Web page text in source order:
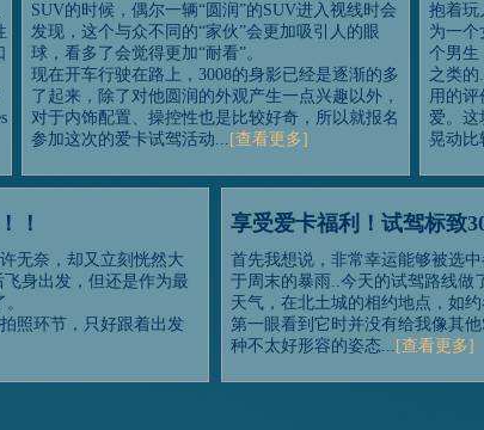
SUV的时候，偶尔一辆“圆润”的SUV进入视线时会
发现，这个与众不同的“家伙”会更加吸引人的眼
球，看多了会觉得更加“耐看”。
现在开车行驶在路上，3008的身影已经是逐渐的多
了起来，除了对他圆润的外观产生一点兴趣以外，
对于内饰配置、操控性也是比较好奇，所以就报名
参加这次的爱卡试驾活动... [查看更多]
抱着玩
为一个
个男生
之类的
用的评
爱。这
晃动比
！
无奈，却又立刻恍然大
身出发，但还是作为最
照环节，只好跟着出发
享受爱卡福利！试驾标致
首先我想说，非常幸运能够被选
于周末的暴雨..今天的试驾路线做
天气，在北土城的相约地点，如
第一眼看到它时并没有给我像其
种不太好形容的姿态... [查看更多]